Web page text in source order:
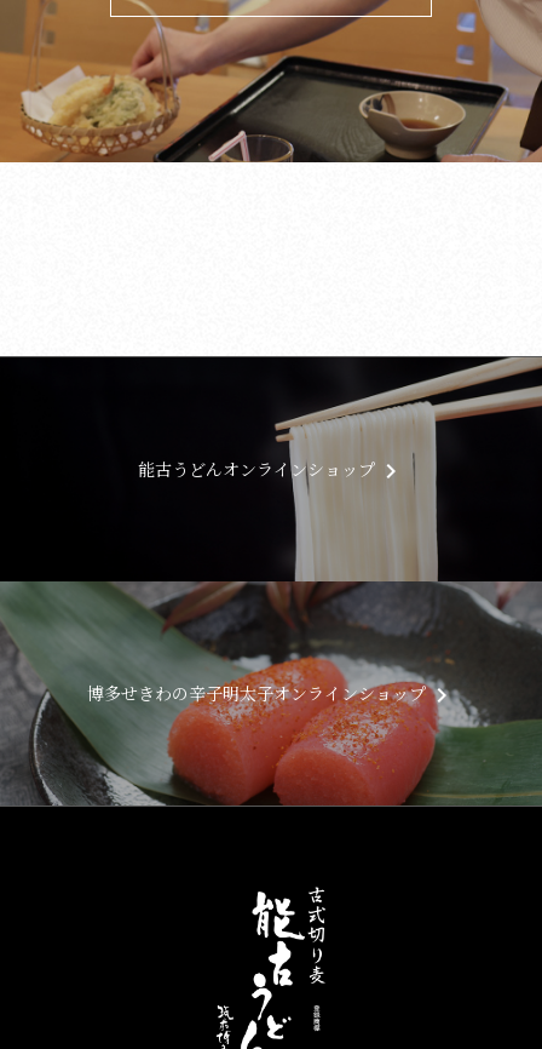
能古うどんオンラインショップ keyboard_arrow_right
博多せきわの辛子明太子オンラインショップkeyboard_arrow_right